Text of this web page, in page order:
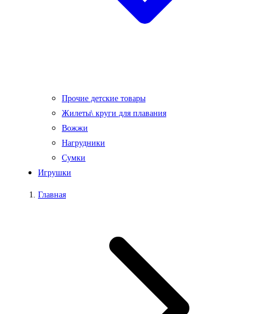
Прочие детские товары
Жилеты\ круги для плавания
Вожжи
Нагрудники
Сумки
Игрушки
Главная